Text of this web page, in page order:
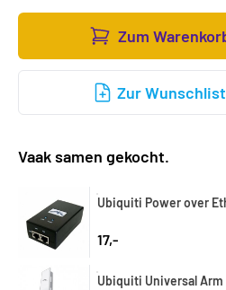
Zum
Zur
Vaak samen gekocht.
Ubiquiti Power over
17,-
Ubiquiti Universal Arm